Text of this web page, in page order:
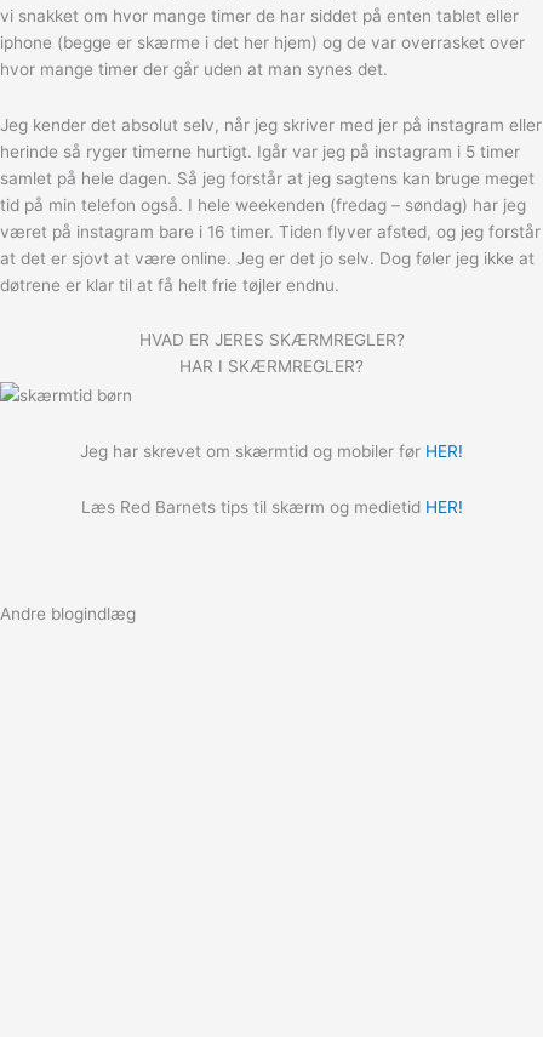
vi snakket om hvor mange timer de har siddet på enten tablet eller
iphone (begge er skærme i det her hjem) og de var overrasket over
hvor mange timer der går uden at man synes det.
Jeg kender det absolut selv, når jeg skriver med jer på instagram eller
herinde så ryger timerne hurtigt. Igår var jeg på instagram i 5 timer
samlet på hele dagen. Så jeg forstår at jeg sagtens kan bruge meget
tid på min telefon også. I hele weekenden (fredag – søndag) har jeg
været på instagram bare i 16 timer. Tiden flyver afsted, og jeg forstår
at det er sjovt at være online. Jeg er det jo selv. Dog føler jeg ikke at
døtrene er klar til at få helt frie tøjler endnu.
HVAD ER JERES SKÆRMREGLER?
HAR I SKÆRMREGLER?
Jeg har skrevet om skærmtid og mobiler før HER!
Læs Red Barnets tips til skærm og medietid HER!
Andre blogindlæg